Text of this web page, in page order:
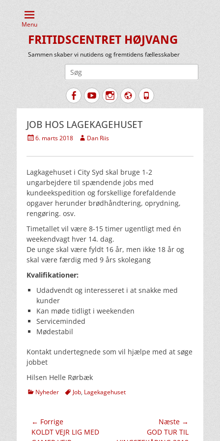
Menu
FRITIDSCENTRET HØJVANG
Sammen skaber vi nutidens og fremtidens fællesskaber
FacebookYouTubeInstagram
Website
Tlf.
JOB HOS LAGEKAGEHUSET
Udgivet
6. marts 2018 Forfatter
Dan Riis
Lagkagehuset i City Syd skal bruge 1-2
ungarbejdere til spændende jobs med
kundeekspedition og forskellige forefaldende
opgaver herunder brødhåndtering, oprydning,
rengøring. osv.
Timetallet vil være 8-15 timer ugentligt med én
weekendvagt hver 14. dag.
De unge skal være fyldt 16 år, men ikke 18 år og
skal være færdig med 9 års skolegang
Kvalifikationer:
Udadvendt og interesseret i at snakke med
kunder
Kan møde tidligt i weekenden
Serviceminded
Mødestabil
Kontakt undertegnede som vil hjælpe med at søge
jobbet
Hilsen Helle Rørbæk
kategorier
Nyheder TagsJob, Lagekagehuset
Indlægsnavigation
← Forrige
Forrige
KOLDT VEJR LIG MED
Næste →
GOD TUR TIL